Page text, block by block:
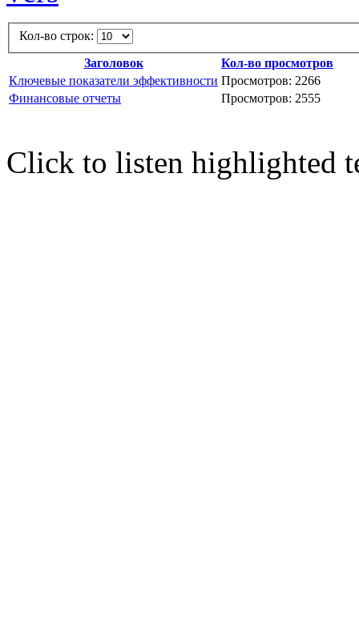
Кол-во строк:
Заголовок
Кол-во просмотров
Ключевые показатели эффективности Просмотров: 2266
Финансовые отчеты
Просмотров: 2555
Click to listen highlighted